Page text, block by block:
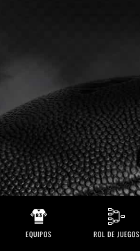
EQUIPOS ROL DE JUEGOS